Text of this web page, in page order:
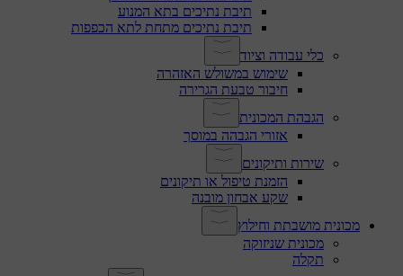
תיבת נתיכים בתא המנוע
תיבת נתיכים מתחת לתא הכפפות
כלי עבודה וציוד
שימוש במשולש האזהרה
חיבור טבעת הגרירה
הגבהת המכונית
אזורי הגבהה במוסך
שירות ותיקונים
הזמנת טיפול או תיקונים
שקע אבחון מובנה
מכונית מושבתת וחילוץ
מכונית שניזוקה
תקלה